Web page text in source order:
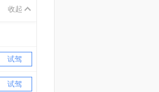
收起
试驾
试驾